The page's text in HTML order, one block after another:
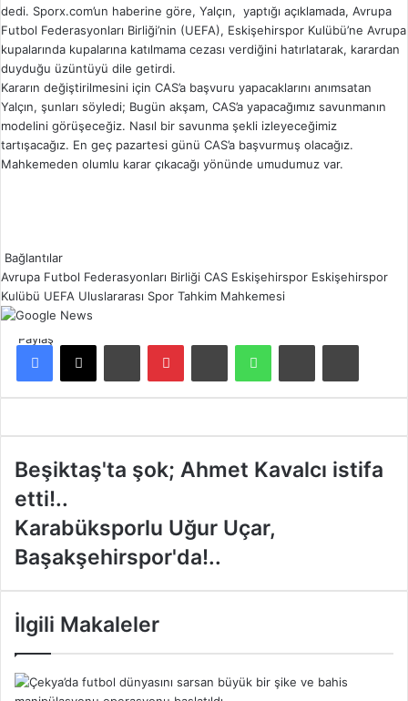
dedi. Sporx.com’un haberine göre, Yalçın, yaptığı açıklamada, Avrupa
Futbol Federasyonları Birliği’nin (UEFA), Eskişehirspor Kulübü’ne Avrupa
kupalarında kupalarına katılmama cezası verdiğini hatırlatarak, karardan
duyduğu üzüntüyü dile getirdi.
Kararın değiştirilmesini için CAS’a başvuru yapacaklarını anımsatan
Yalçın, şunları söyledi; Bugün akşam, CAS’a yapacağımız savunmanın
modelini görüşeceğiz. Nasıl bir savunma şekli izleyeceğimiz
tartışacağız. En geç pazartesi günü CAS’a başvurmuş olacağız.
Mahkemeden olumlu karar çıkacağı yönünde umudumuz var.
Bağlantılar
Avrupa Futbol Federasyonları Birliği CAS Eskişehirspor Eskişehirspor
Kulübü UEFA Uluslararası Spor Tahkim Mahkemesi
Paylaş
B
ş
i
t
'
t
a
ş
Beşiktaş'ta şok; Ahmet Kavalcı istifa
etti!..
K
r
ü
s
p
Karabüksporlu Uğur Uçar,
Başakşehirspor'da!..
İlgili Makaleler